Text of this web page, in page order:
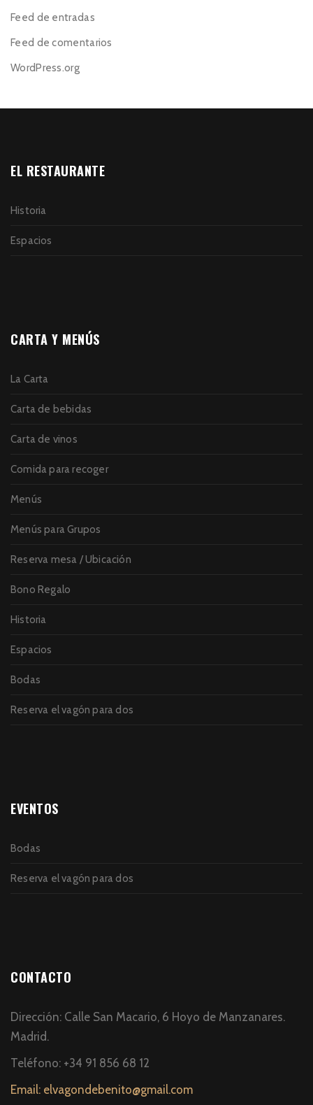
Feed de entradas
Feed de comentarios
WordPress.org
EL RESTAURANTE
Historia
Espacios
CARTA Y MENÚS
La Carta
Carta de bebidas
Carta de vinos
Comida para recoger
Menús
Menús para Grupos
Reserva mesa / Ubicación
Bono Regalo
Historia
Espacios
Bodas
Reserva el vagón para dos
EVENTOS
Bodas
Reserva el vagón para dos
CONTACTO
Dirección: Calle San Macario, 6 Hoyo de Manzanares.
Madrid.
Teléfono: +34 91 856 68 12
Email: elvagondebenito@gmail.com